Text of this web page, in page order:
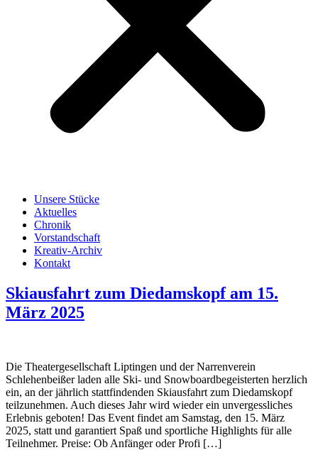
Unsere Stücke
Aktuelles
Chronik
Vorstandschaft
Kreativ-Archiv
Kontakt
Skiausfahrt zum Diedamskopf am 15.
März 2025
Die Theatergesellschaft Liptingen und der Narrenverein
Schlehenbeißer laden alle Ski- und Snowboardbegeisterten herzlich
ein, an der jährlich stattfindenden Skiausfahrt zum Diedamskopf
teilzunehmen. Auch dieses Jahr wird wieder ein unvergessliches
Erlebnis geboten! Das Event findet am Samstag, den 15. März
2025, statt und garantiert Spaß und sportliche Highlights für alle
Teilnehmer. Preise: Ob Anfänger oder Profi […]